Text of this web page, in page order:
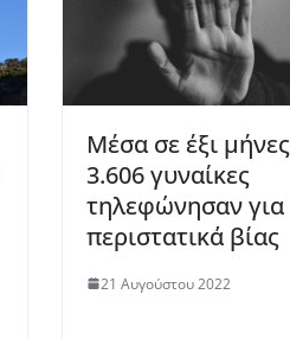
Μέσα σε έξι μήνες
3.606 γυναίκες
τηλεφώνησαν για
περιστατικά βίας
21 Αυγούστου 2022